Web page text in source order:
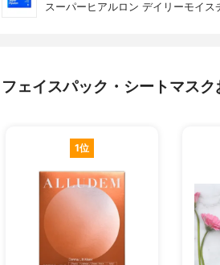
スーパーヒアルロン デイリーモイス
フェイスパック・シートマス
1位